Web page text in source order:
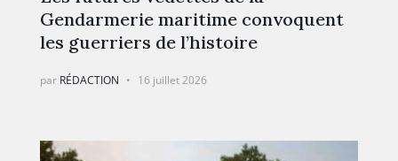
Gendarmerie maritime convoquent
les guerriers de l’histoire
par RÉDACTION 16 juillet 2026